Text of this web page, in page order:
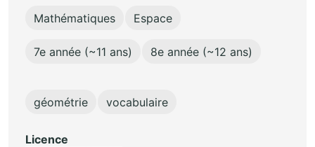
Mathématiques Espace
7e année (~11 ans) 8e année (~12 ans)
géométrie vocabulaire
Licence